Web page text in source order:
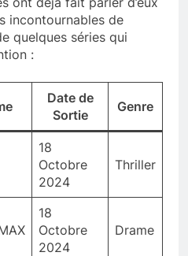
incontournables de
quelques séries qui
:
Date de
Sortie
Genre
18
Octobre
2024
Thriller
18
Octobre
2024
Drame